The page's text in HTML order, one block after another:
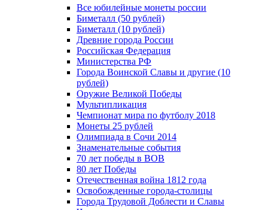
Все юбилейные монеты россии
Биметалл (50 рублей)
Биметалл (10 рублей)
Древние города России
Российская Федерация
Министерства РФ
Города Воинской Славы и другие (10
рублей)
Оружие Великой Победы
Мультипликация
Чемпионат мира по футболу 2018
Монеты 25 рублей
Олимпиада в Сочи 2014
Знаменательные события
70 лет победы в ВОВ
80 лет Победы
Отечественная война 1812 года
Освобожденные города-столицы
Города Трудовой Доблести и Славы